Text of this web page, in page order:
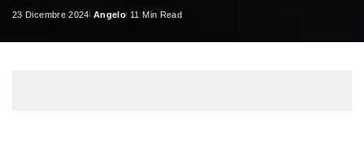
23 Dicembre 2024
Posted
Angelo 11 Min Read